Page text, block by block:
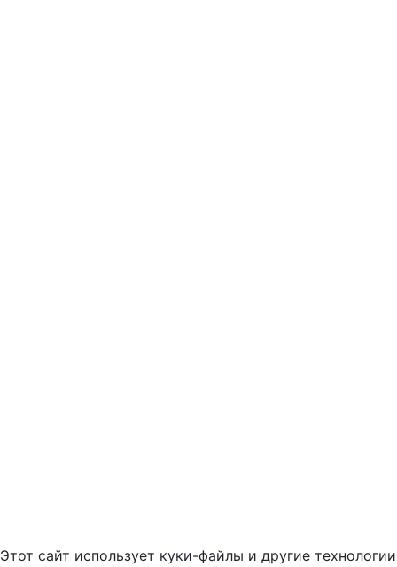
Этот сайт использует куки-файлы и другие